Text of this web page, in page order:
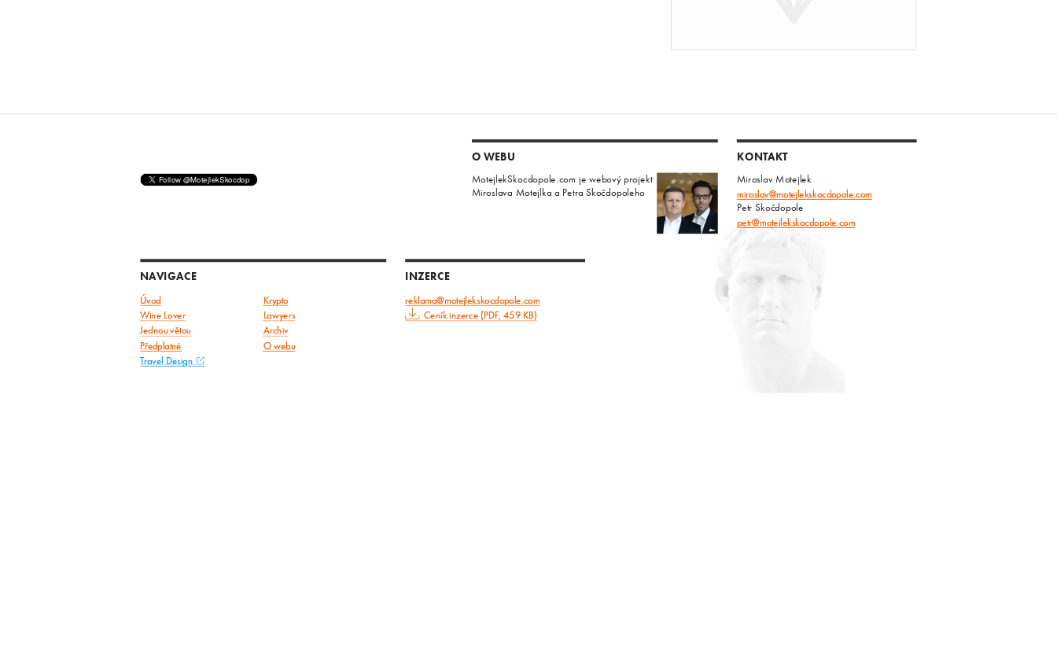
O WEBU
MotejlekSkocdopole.com je webový projekt
Miroslava Motejlka a Petra Skočdopoleho
KONTAKT
Miroslav Motejlek
miroslav@motejlekskocdopole.com
Petr Skočdopole
petr@motejlekskocdopole.com
NAVIGACE
Úvod Krypto
Wine Lover
Lawyers
Jednou větou
Archiv
Předplatné O webu
Travel Design
INZERCE
reklama@motejlekskocdopole.com
Ceník inzerce (PDF, 459 KB)